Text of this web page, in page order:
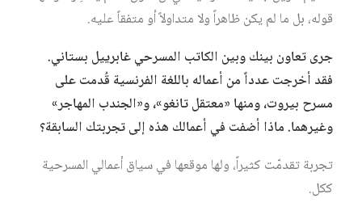
قوله، بل ما لم يكن ظاهراً ولا متداولاً أو متفقاً عليه.
جرى تعاون بينك وبين الكاتب المسرحي غابرييل بستاني.
فقد أخرجت عدداً من أعماله باللغة الفرنسية قُدمت على
مسرح بيروت، ومنها «معتقل تانغو»، و«الجندب المهاجر»
وغيرهما. ماذا أضفت في أعمالك هذه إلى تجربتك السابقة؟
تجربة تقدمّت كثيراً، ولها موقعها في سياق أعمالي المسرحية
ككل.